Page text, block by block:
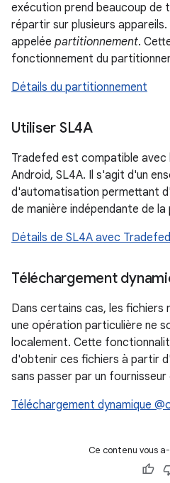
exécution prend beaucoup de
répartir sur plusieurs
appelée partitionnement.
fonctionnement du
Détails du partitionnement
Utiliser SL4A
Tradefed est compatible
Android, SL4A. Il s'agit d'un
d'automatisation permettant
de manière indépendante de
Détails de SL4A avec Tradefed
Téléchargement
Dans certains cas, les fichiers
une opération particulière ne
localement. Cette
d'obtenir ces fichiers à partir
sans passer par un fournisseur
Téléchargement dynamique
Ce contenu vous